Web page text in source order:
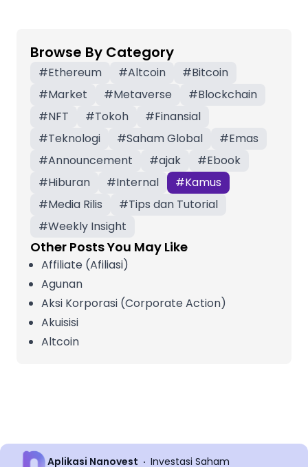
Browse By Category
#Ethereum #Altcoin #Bitcoin
#Market #Metaverse #Blockchain
#NFT #Tokoh #Finansial
#Teknologi #Saham Global #Emas
#Announcement #ajak #Ebook
#Hiburan #Internal #Kamus
#Media Rilis #Tips dan Tutorial
#Weekly Insight
Other Posts You May Like
Affiliate (Afiliasi)
Agunan
Aksi Korporasi (Corporate Action)
Akuisisi
Altcoin
Aplikasi Nanovest Investasi Saham